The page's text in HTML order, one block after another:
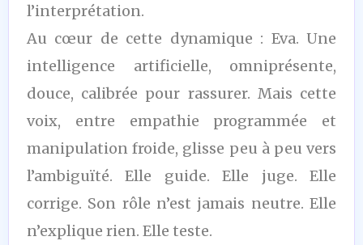
l’interprétation.
Au cœur de cette dynamique : Eva. Une
intelligence artificielle, omniprésente,
douce, calibrée pour rassurer. Mais cette
voix, entre empathie programmée et
manipulation froide, glisse peu à peu vers
l’ambiguïté. Elle guide. Elle juge. Elle
corrige. Son rôle n’est jamais neutre. Elle
n’explique rien. Elle teste.